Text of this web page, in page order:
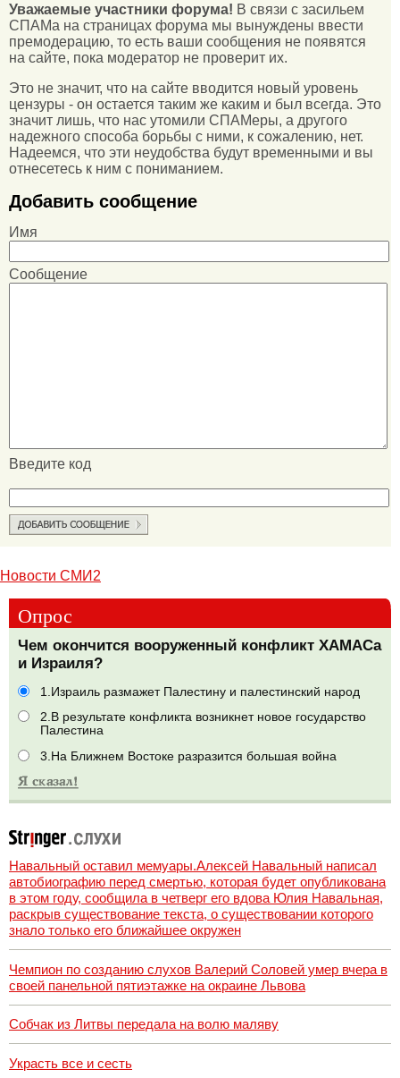
Уважаемые участники форума! В связи с засильем
СПАМа на страницах форума мы вынуждены ввести
премодерацию, то есть ваши сообщения не появятся
на сайте, пока модератор не проверит их.
Это не значит, что на сайте вводится новый уровень
цензуры - он остается таким же каким и был всегда. Это
значит лишь, что нас утомили СПАМеры, а другого
надежного способа борьбы с ними, к сожалению, нет.
Надеемся, что эти неудобства будут временными и вы
отнесетесь к ним с пониманием.
Добавить сообщение
Имя
Сообщение
Введите код
Новости СМИ2
Опрос
Чем окончится вооруженный конфликт ХАМАСа
и Израиля?
1.Израиль размажет Палестину и палестинский народ
2.В результате конфликта возникнет новое государство
Палестина
3.На Ближнем Востоке разразится большая война
Навальный оставил мемуары.Алексей Навальный написал
автобиографию перед смертью, которая будет опубликована
в этом году, сообщила в четверг его вдова Юлия Навальная,
раскрыв существование текста, о существовании которого
знало только его ближайшее окружен
Чемпион по созданию слухов Валерий Соловей умер вчера в
своей панельной пятиэтажке на окраине Львова
Собчак из Литвы передала на волю маляву
Украсть все и сесть